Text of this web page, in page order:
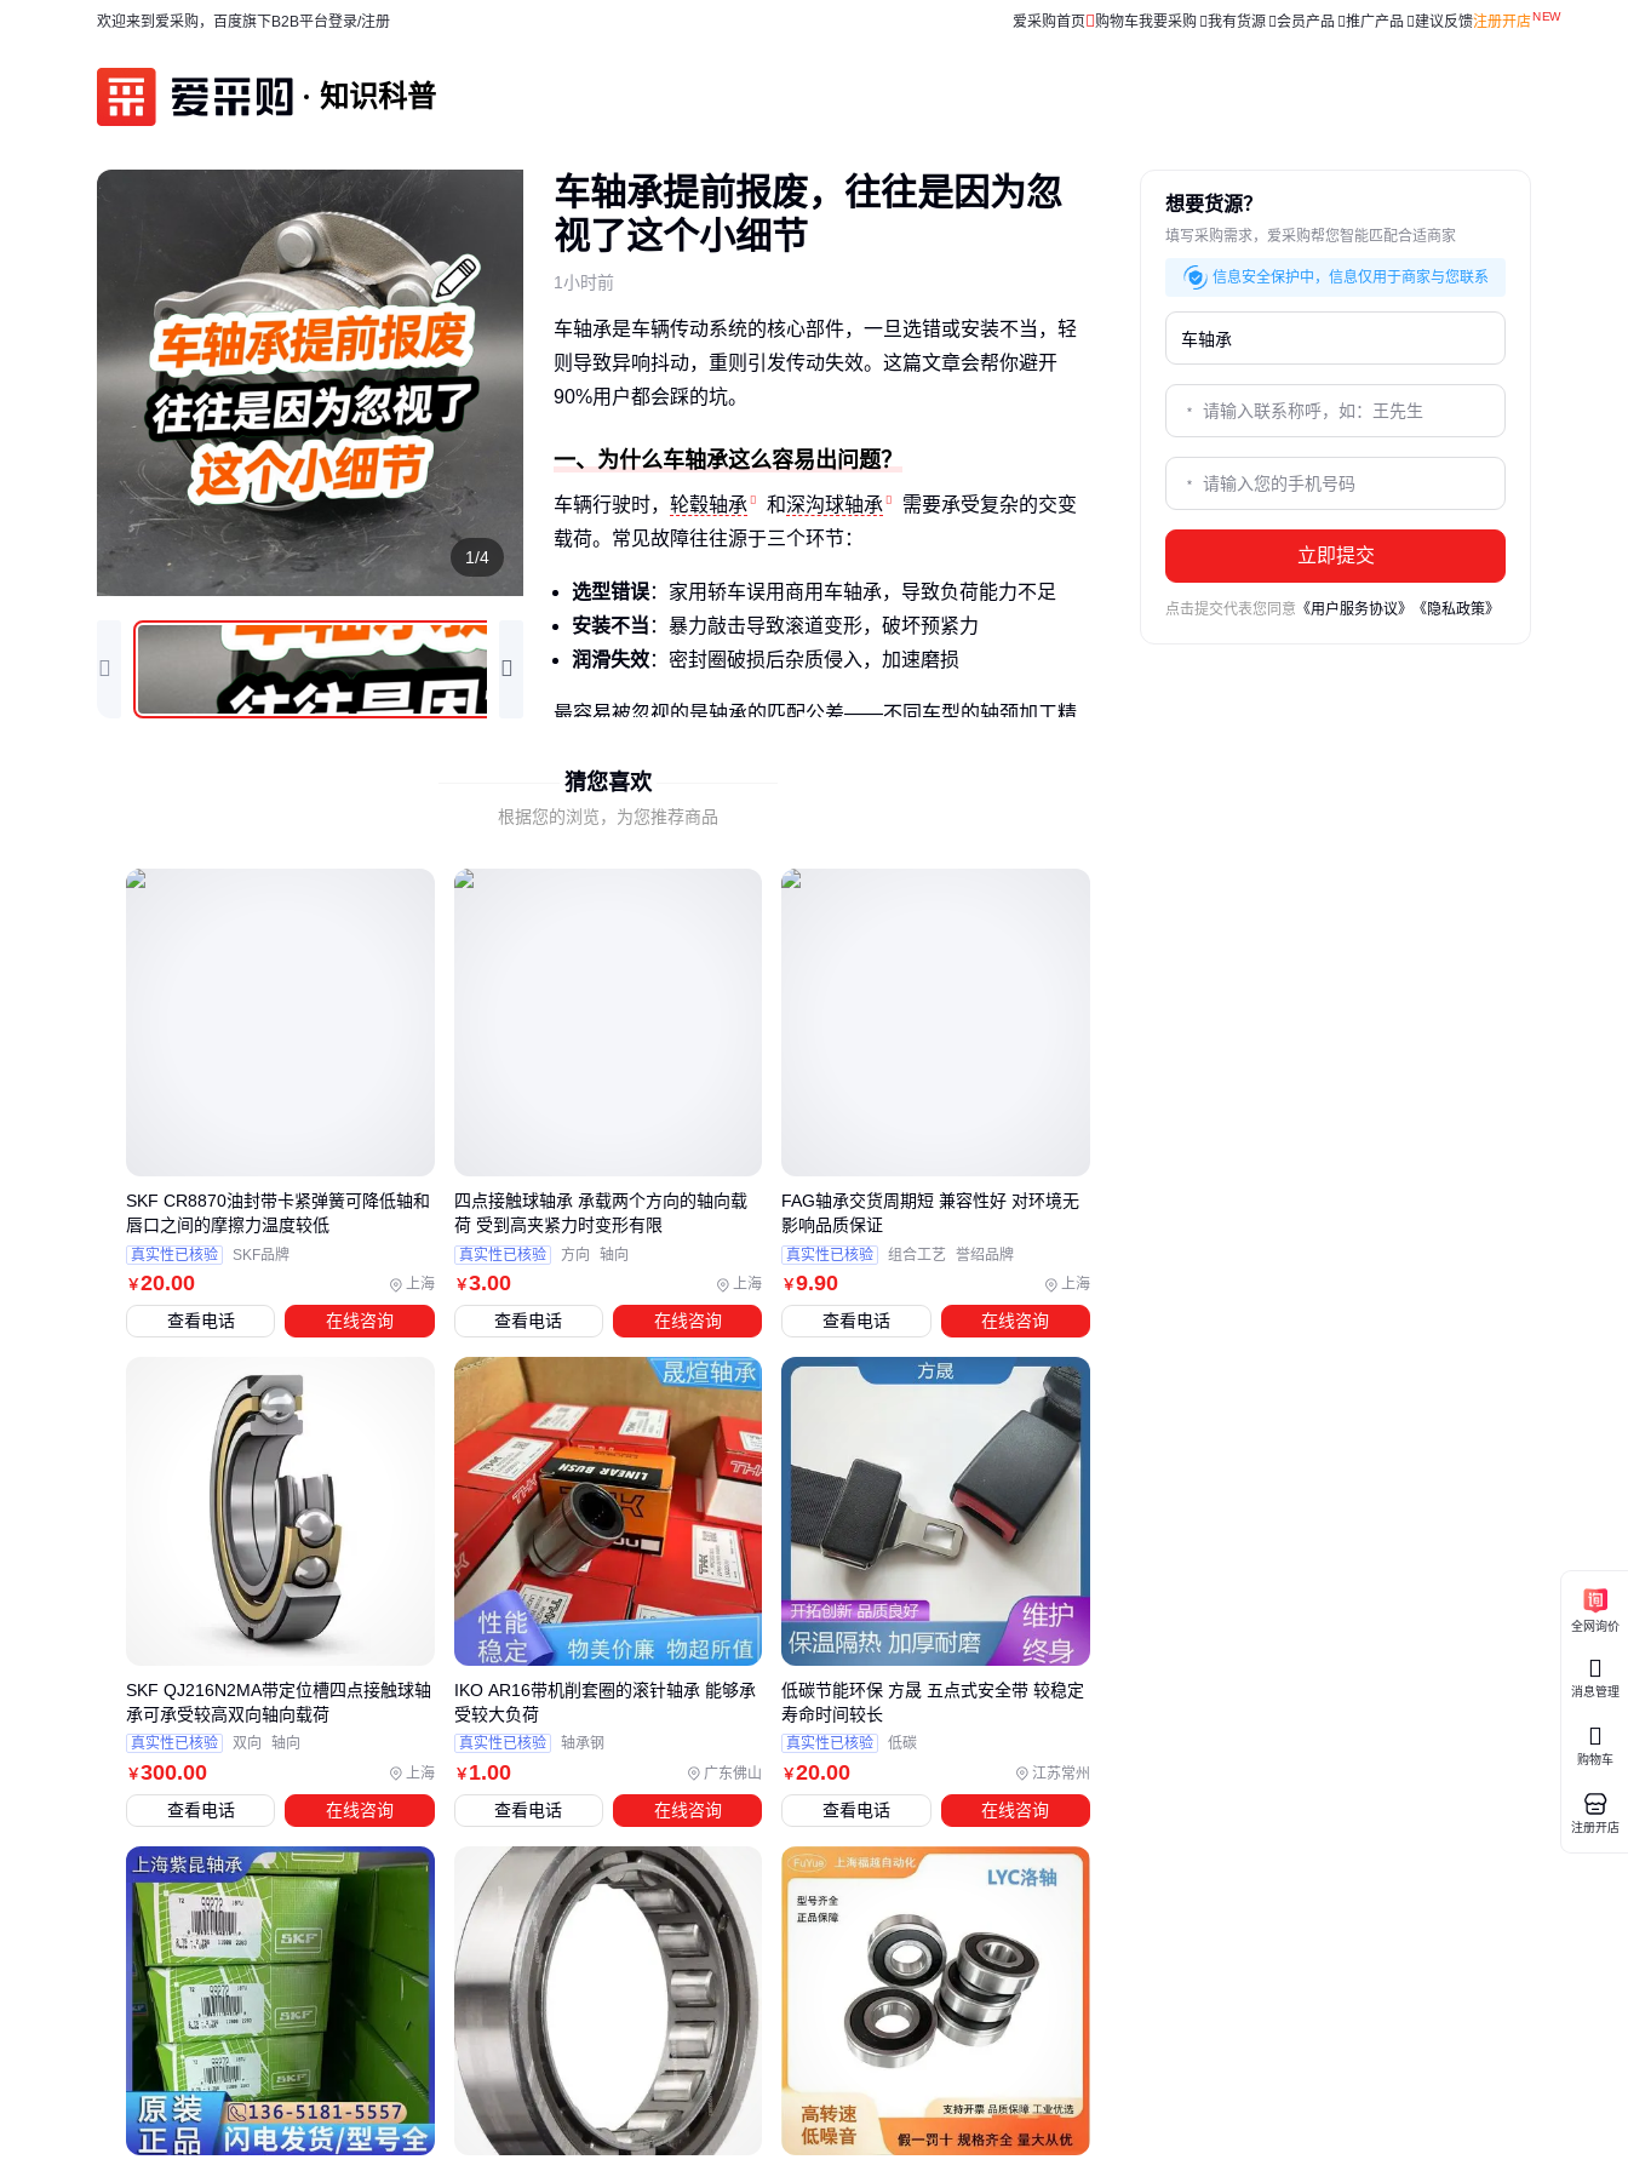
欢迎来到爱采购，百度旗下B2B平台登录/注册 爱采购首页 购物车我要采购 我有货源 会员产品 推广产品 建议反馈注册开店
知识科普
1/4
车轴承提前报废，往往是因为忽
视了这个小细节
1小时前
车轴承是车辆传动系统的核心部件，一旦选错或安装不当，轻
则导致异响抖动，重则引发传动失效。这篇文章会帮你避开
90%用户都会踩的坑。
一、为什么车轴承这么容易出问题？
车辆行驶时， 轮毂轴承 和深沟球轴承
需要承受复杂的交变
载荷。常见故障往往源于三个环节：
选型错误：家用轿车误用商用车轴承，导致负荷能力不足
安装不当 ：暴力敲击导致滚道变形，破坏预紧力
润滑失效：密封圈破损后杂质侵入，加速磨损
最容易被忽视的是轴承的匹配公差——不同车型的轴颈加工精
毂单元
时，必须考虑电机高频振动带来的特殊要求。
其中圆锥滚子轴承的斜滚道设计最有趣——滚子与内外圈的接
触角形成力学分解，这让它成为传动轴
的最佳搭档。但它的
安装精度要求也最高，误差超过0.05mm就会显著缩短寿命。
🔧 结论：轴承类型本质是力学的艺术，选对结构比盲目追
求品牌更重要
三、不同车型应该选择哪种轴承？
车型 推荐轴承类型 关键考量
家用轿
车
双列角接触轴承 静音性、轻量化
电动货
车
加强型圆锥滚子轴
抗冲击、大轴向承载
力
工程机
械
调心滚子轴承 自动补偿轴偏转
电动车的轴承选择尤其讲究。由于电机瞬时扭矩大，传统深沟
球轴承容易发生微动磨损。现在主流方案是采用带轴承密封圈
的一体式汽车轮毂单元，将轴承、轮毂、ABS传感器集成设
对于高负荷场景，圆锥滚子轴承的滚子线接触设计比球轴承的
点接触更可靠。但要注意定期检查预紧力，过松会导致异响，
过紧则加速磨损。
猜您喜欢
根据您的浏览，为您推荐商品
￥20.00 上海
SKF CR8870油封带卡紧弹簧可降低轴和
唇口之间的摩擦力温度较低
真实性已核验 SKF品牌
查看电话 在线咨询
￥3.00 上海
四点接触球轴承 承载两个方向的轴向载
荷 受到高夹紧力时变形有限
真实性已核验 方向 轴向
查看电话 在线咨询
￥9.90 上海
FAG轴承交货周期短 兼容性好 对环境无
影响品质保证
真实性已核验 组合工艺 誉绍品牌
查看电话 在线咨询
￥300.00 上海
SKF QJ216N2MA带定位槽四点接触球轴
承可承受较高双向轴向载荷
真实性已核验 双向 轴向
查看电话 在线咨询
￥ 1.00 广东佛山
IKO AR16带机削套圈的滚针轴承 能够承
受较大负荷
真实性已核验 轴承钢
查看电话 在线咨询
￥20.00 江苏常州
低碳节能环保 方晟 五点式安全带 较稳定
寿命时间较长
真实性已核验 低碳
查看电话 在线咨询
想要货源？
填写采购需求，爱采购帮您智能匹配合适商家
信息安全保护中，信息仅用于商家与您联系
立即提交
点击提交代表您同意 《用户服务协议》 《隐私政策》
全网询价
消息管理
购物车
注册开店